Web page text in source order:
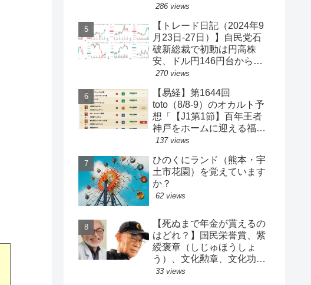
り上昇・ドル買い、ダウと
円149円台【ゆるゆる投機
339】
286 views
【トレード日記（2024年9
月23日-27日）】自民党石
破新総裁で初動は円高株
安、ドル円146円台から一
気に142円台へ【ゆるゆる
270 views
【易経】第1644回
toto（8/8-9）のオカルト予
想「【J1第1節】百年王者
神戸をホームに迎える福岡
がまさかの…？！【J2第1
ルサ安部は？」
137 views
ひのくにランド（熊本・宇
土市花園）を覚えています
か？
62 views
【死ぬまで年金が貰えるの
はどれ？】国民栄誉賞、紫
綬褒章（しじゅほうしょ
う）、文化勲章、文化功労
者、芸術選奨…など【日本
33 views